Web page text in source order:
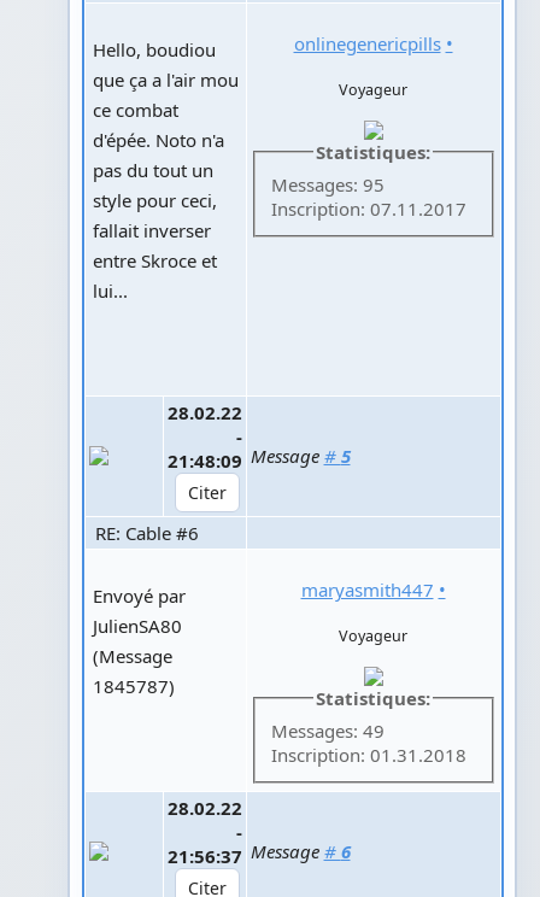
Hello, boudiou
que ça a l'air mou
ce combat
d'épée. Noto n'a
pas du tout un
style pour ceci,
fallait inverser
entre Skroce et
lui...
onlinegenericpills •
Voyageur
Statistiques:
Messages: 95
Inscription: 07.11.2017
28.02.22
-
21:48:09 Message # 5
RE: Cable #6
Envoyé par
JulienSA80
(Message
1845787)
maryasmith447 •
Voyageur
Statistiques:
Messages: 49
Inscription: 01.31.2018
28.02.22
-
21:56:37 Message # 6